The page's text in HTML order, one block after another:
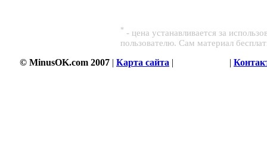
* - цена устанавливается за
пользователю. Сам материал
© MinusOK.com 2007 | Карта сайта | |